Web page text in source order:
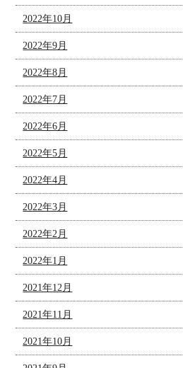
2022年10月
2022年9月
2022年8月
2022年7月
2022年6月
2022年5月
2022年4月
2022年3月
2022年2月
2022年1月
2021年12月
2021年11月
2021年10月